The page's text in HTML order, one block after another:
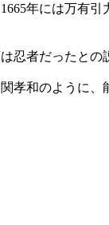
年には万有
忍者だったとの
孝和のように